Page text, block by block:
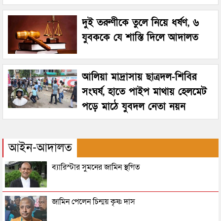
দুই তরুণীকে তুলে নিয়ে ধর্ষণ, ৬
যুবককে যে শাস্তি দিলে আদালত
আলিয়া মাদ্রাসায় ছাত্রদল-শিবির
সংঘর্ষ, হাতে পাইপ মাথায় হেলমেট
পড়ে মাঠে যুবদল নেতা নয়ন
আইন-আদালত
ব্যারিস্টার সুমনের জামিন স্থগিত
জামিন পেলেন চিন্ময় কৃষ্ণ দাস